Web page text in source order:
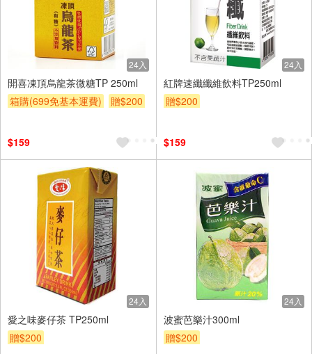
24入
開喜凍頂烏龍茶微糖TP 250ml
箱購(699免基本運費)
贈$200
$159
24入
紅牌速纖纖維飲料TP250ml
贈$200
$159
24入
愛之味麥仔茶 TP250ml
贈$200
24入
波蜜芭樂汁300ml
贈$200